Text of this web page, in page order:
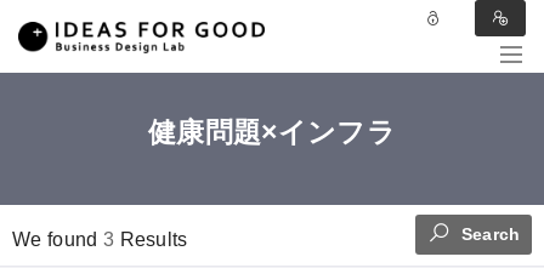
健康問題×インフラ
We found 3 Results Search